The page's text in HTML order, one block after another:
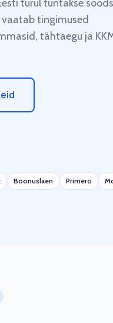
turul tuntakse
vaatab tingimused
tähtaegu ja
Boonuslaen Primero